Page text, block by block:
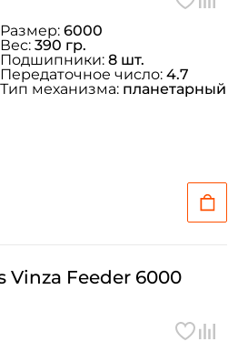
Размер: 6000
Вес: 390 гр.
Подшипники: 8 шт.
Передаточное число: 4.7
Тип механизма: планетарный
Vinza Feeder 6000